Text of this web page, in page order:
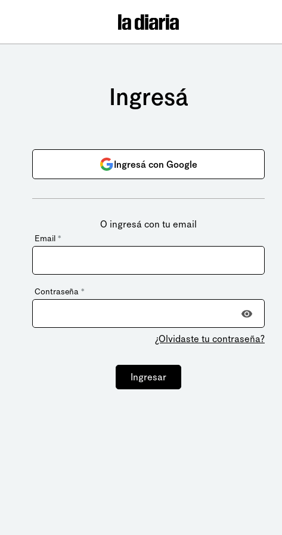
Ingresá
Ingresá con Google
O ingresá con tu email
Email *
Contraseña *
¿Olvidaste tu contraseña?
Ingresar